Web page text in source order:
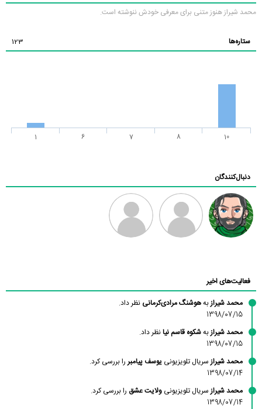
محمد شیراز هنوز متنی برای معرفی خودش ننوشته است.
ستاره‌ها 123
1 6 7 8 10
دنبال‌کنندگان
فعالیت‌های اخیر
محمد شیرازبههوشنگ مرادی‌کرمانی نظر داد.
1398/07/15
محمد شیرازبهشکوه قاسم نیانظر داد.
1398/07/15
محمد شیراز سریال تلویزیونی یوسف پیامبر را بررسی کرد.
1398/07/14
محمد شیراز سریال تلویزیونی ولایت عشق را بررسی کرد.
1398/07/14